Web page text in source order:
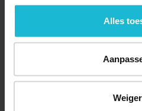
geen commerciële
de knoppen accepteren,Alles
© 2026 Stichting
Over ons
Doneer nu
Forten.nl wordt ondersteund door